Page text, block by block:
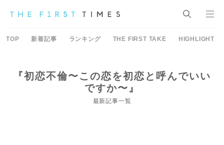
TOP 新着記事 ランキング THE FIRST TAKE HIGHLIGHT
『初恋不倫〜この恋を初恋と呼んでいい
ですか〜』
最新記事一覧